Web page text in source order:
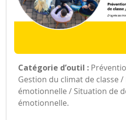
Catégorie d’outil :
Gestion du climat de classe
émotionnelle / Situation de
émotionnelle.